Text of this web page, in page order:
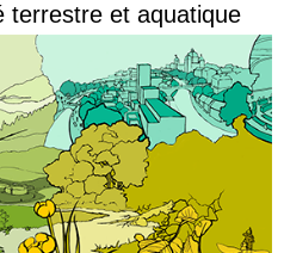
terrestre et aquatique